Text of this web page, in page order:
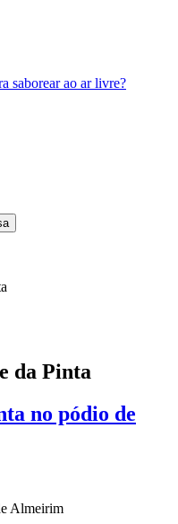
saborear ao ar livre?
da Pinta
no pódio de
Almeirim